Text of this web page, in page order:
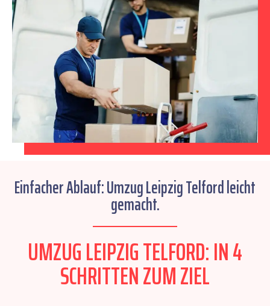
Einfacher Ablauf: Umzug Leipzig Telford leicht
gemacht.
UMZUG LEIPZIG TELFORD: IN 4
SCHRITTEN ZUM ZIEL